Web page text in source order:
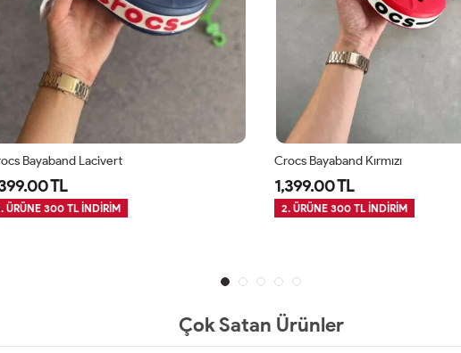
Bayaband Lacivert
TL
ÜRÜNE 300 TL İNDİRİM
Crocs Bayaband Kırmızı
1,399.00 TL
2. ÜRÜNE 300 TL İNDİRİM
Çok Satan Ürünler